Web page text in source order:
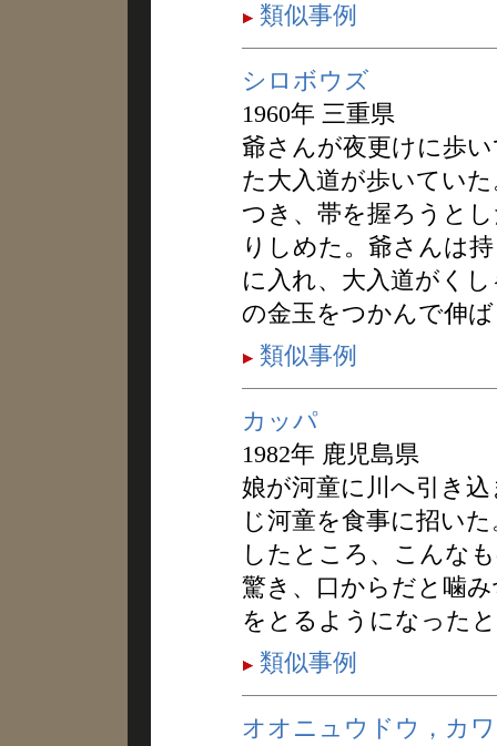
類似事例
シロボウズ
1960年 三重県
爺さんが夜更けに歩
た大入道が歩いてい
つき、帯を握ろうと
りしめた。爺さんは
に入れ、大入道がく
の金玉をつかんで伸
類似事例
カッパ
1982年 鹿児島県
娘が河童に川へ引き
じ河童を食事に招い
したところ、こんな
驚き、口からだと噛
をとるようになった
類似事例
オオニュウドウ，カ